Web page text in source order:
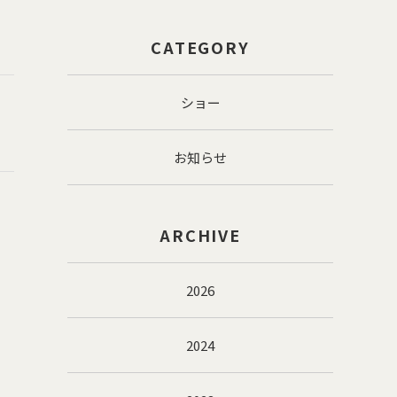
CATEGORY
ショー
お知らせ
ARCHIVE
2026
2024